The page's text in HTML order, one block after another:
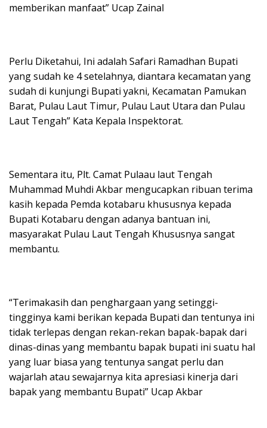
memberikan manfaat” Ucap Zainal
Perlu Diketahui, Ini adalah Safari Ramadhan Bupati
yang sudah ke 4 setelahnya, diantara kecamatan yang
sudah di kunjungi Bupati yakni, Kecamatan Pamukan
Barat, Pulau Laut Timur, Pulau Laut Utara dan Pulau
Laut Tengah” Kata Kepala Inspektorat.
Sementara itu, Plt. Camat Pulaau laut Tengah
Muhammad Muhdi Akbar mengucapkan ribuan terima
kasih kepada Pemda kotabaru khususnya kepada
Bupati Kotabaru dengan adanya bantuan ini,
masyarakat Pulau Laut Tengah Khususnya sangat
membantu.
“Terimakasih dan penghargaan yang setinggi-
tingginya kami berikan kepada Bupati dan tentunya ini
tidak terlepas dengan rekan-rekan bapak-bapak dari
dinas-dinas yang membantu bapak bupati ini suatu hal
yang luar biasa yang tentunya sangat perlu dan
wajarlah atau sewajarnya kita apresiasi kinerja dari
bapak yang membantu Bupati” Ucap Akbar